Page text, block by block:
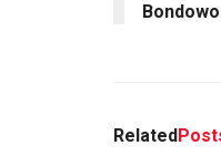
Related